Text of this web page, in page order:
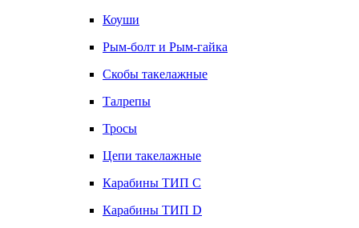
Коуши
Рым-болт и Рым-гайка
Скобы такелажные
Талрепы
Тросы
Цепи такелажные
Карабины ТИП C
Карабины ТИП D